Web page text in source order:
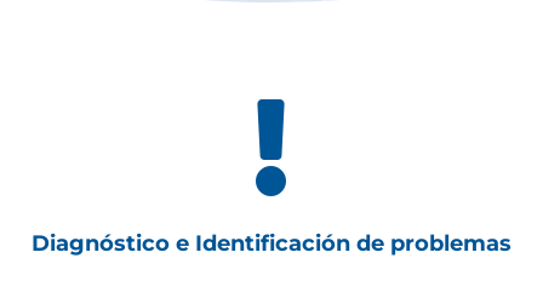

Diagnóstico e Identificación de problemas